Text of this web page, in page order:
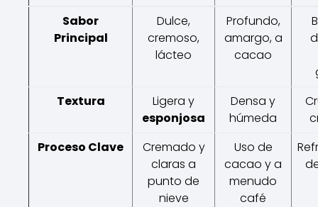
Sabor
Principal
Dulce,
cremoso,
lácteo
Profundo,
amargo, a
cacao
Textura
Ligera y
esponjosa
Densa y
húmeda
Proceso Clave
Cremado y
claras a
punto de
nieve
Uso de
cacao y a
menudo
café